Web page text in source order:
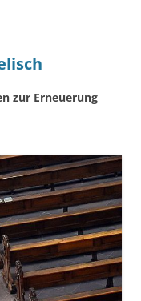
zur Erneuerung